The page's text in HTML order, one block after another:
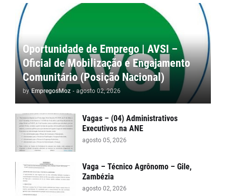
Oportunidade de Emprego | AVSI –
Oficial de Mobilização e Engajamento
Comunitário (Posição Nacional)
by EmpregosMoz - agosto 02, 2026
Vagas – (04) Administrativos
Executivos na ANE
agosto 05, 2026
Vaga – Técnico Agrônomo – Gile,
Zambézia
agosto 02, 2026